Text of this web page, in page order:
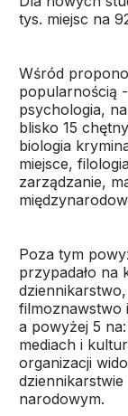
tys. miejsc na
Wśród
popularnością
psychologia,
blisko 15
biologia
miejsce,
zarządzanie,
Poza tym
przypadało na
filmoznawstwo
a powyżej 5
mediach i
organizacji
narodowym.